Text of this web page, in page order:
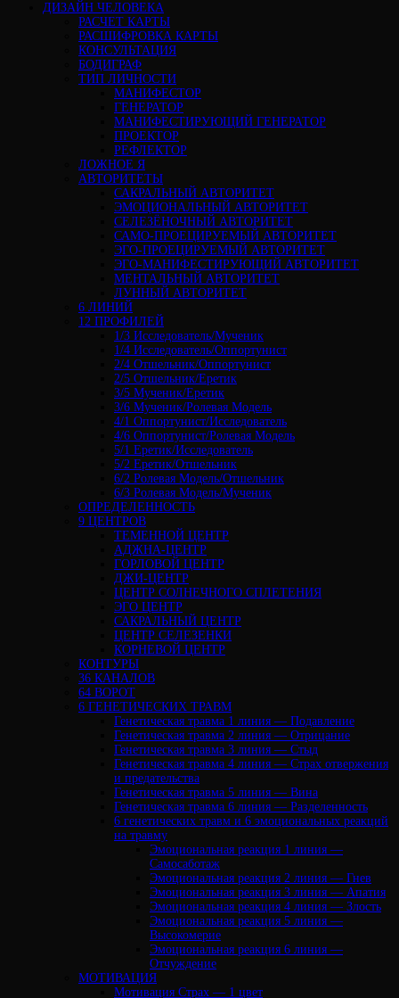
ДИЗАЙН ЧЕЛОВЕКА
РАСЧЕТ КАРТЫ
РАСШИФРОВКА КАРТЫ
КОНСУЛЬТАЦИЯ
БОДИГРАФ
ТИП ЛИЧНОСТИ
МАНИФЕСТОР
ГЕНЕРАТОР
МАНИФЕСТИРУЮЩИЙ ГЕНЕРАТОР
ПРОЕКТОР
РЕФЛЕКТОР
ЛОЖНОЕ Я
АВТОРИТЕТЫ
САКРАЛЬНЫЙ АВТОРИТЕТ
ЭМОЦИОНАЛЬНЫЙ АВТОРИТЕТ
СЕЛЕЗЁНОЧНЫЙ АВТОРИТЕТ
САМО-ПРОЕЦИРУЕМЫЙ АВТОРИТЕТ
ЭГО-ПРОЕЦИРУЕМЫЙ АВТОРИТЕТ
ЭГО-МАНИФЕСТИРУЮЩИЙ АВТОРИТЕТ
МЕНТАЛЬНЫЙ АВТОРИТЕТ
ЛУННЫЙ АВТОРИТЕТ
6 ЛИНИЙ
12 ПРОФИЛЕЙ
1/3 Исследователь/Мученик
1/4 Исследователь/Оппортунист
2/4 Отшельник/Оппортунист
2/5 Отшельник/Еретик
3/5 Мученик/Еретик
3/6 Мученик/Ролевая Модель
4/1 Оппортунист/Исследователь
4/6 Оппортунист/Ролевая Модель
5/1 Еретик/Исследователь
5/2 Еретик/Отшельник
6/2 Ролевая Модель/Отшельник
6/3 Ролевая Модель/Мученик
ОПРЕДЕЛЕННОСТЬ
9 ЦЕНТРОВ
ТЕМЕННОЙ ЦЕНТР
АДЖНА-ЦЕНТР
ГОРЛОВОЙ ЦЕНТР
ДЖИ-ЦЕНТР
ЦЕНТР СОЛНЕЧНОГО СПЛЕТЕНИЯ
ЭГО ЦЕНТР
САКРАЛЬНЫЙ ЦЕНТР
ЦЕНТР СЕЛЕЗЕНКИ
КОРНЕВОЙ ЦЕНТР
КОНТУРЫ
36 КАНАЛОВ
64 ВОРОТ
6 ГЕНЕТИЧЕСКИХ ТРАВМ
Генетическая травма 1 линия — Подавление
Генетическая травма 2 линия — Отрицание
Генетическая травма 3 линия — Стыд
Генетическая травма 4 линия — Страх отвержения
и предательства
Генетическая травма 5 линия — Вина
Генетическая травма 6 линия — Разделенность
6 генетических травм и 6 эмоциональных реакций
на травму
Эмоциональная реакция 1 линия —
Самосаботаж
Эмоциональная реакция 2 линия — Гнев
Эмоциональная реакция 3 линия — Апатия
Эмоциональная реакция 4 линия — Злость
Эмоциональная реакция 5 линия —
Высокомерие
Эмоциональная реакция 6 линия —
Отчуждение
МОТИВАЦИЯ
Мотивация Страх — 1 цвет